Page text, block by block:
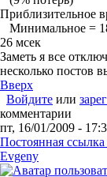
Приблизительное
Минимальное =
26 мсек
Заметь я все
несколько постов
Вверх
Войдите или
комментарии
пт, 16/01/2009 -
Постоянная
Evgeny